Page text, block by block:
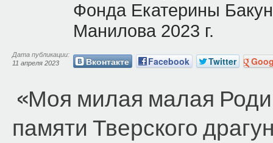
Фонда Екатерины
Манилова 2023 г.
Вконтакте Facebook Twitter
Дата публикации:
11 апреля 2023
«Моя милая малая
памяти Тверского